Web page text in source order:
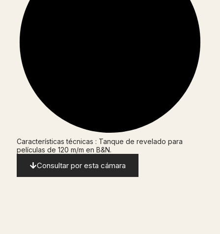
Características técnicas : Tanque de revelado para
películas de 120 m/m en B&N.
Consultar por esta cámara